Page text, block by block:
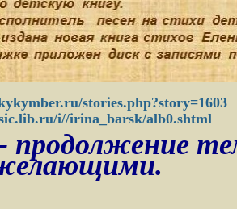
stories.php?story=1603
i//irina_barsk/alb0.shtml
продолжение